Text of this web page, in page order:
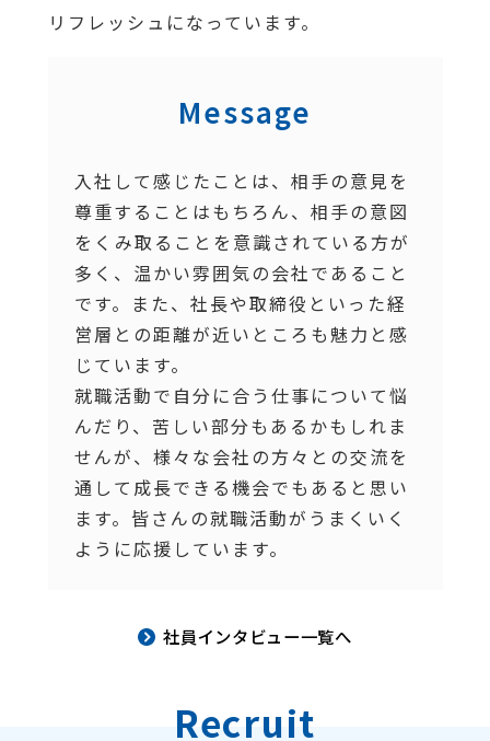
リフレッシュになっています。
Message
入社して感じたことは、相手の意見を
尊重することはもちろん、相手の意図
をくみ取ることを意識されている方が
多く、温かい雰囲気の会社であること
です。また、社長や取締役といった経
営層との距離が近いところも魅力と感
じています。
就職活動で自分に合う仕事について悩
んだり、苦しい部分もあるかもしれま
せんが、様々な会社の方々との交流を
通して成長できる機会でもあると思い
ます。皆さんの就職活動がうまくいく
ように応援しています。
社員インタビュー一覧へ
Recruit